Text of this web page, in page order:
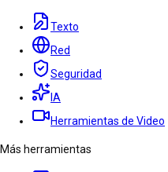
Texto
Red
Seguridad
IA
Herramientas de Video
Más herramientas